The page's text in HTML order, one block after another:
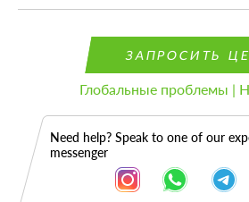
ЗАПРОСИТЬ
Глобальные проблемы |
Need help? Speak to one of our
messenger